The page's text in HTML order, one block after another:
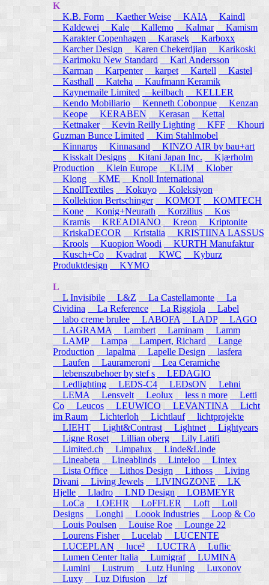
K
K.B. Form
Kaether Weise KAIA
Kaindl
Kaldewei
Kale Kallemo Kalmar
Kamism
Karakter Copenhagen
Karasek
Karboxx
Karcher Design
Karen Chekerdjian
Karikoski
Karimoku New Standard
Karl Andersson
Karman
Karpenter karpet Kartell
Kastel
Kasthall
Kateha
Kaufmann Keramik
Kaynemaile Limited keilbach
KELLER
Kendo Mobiliario
Kenneth Cobonpue
Kenzan
Keope
KERABEN Kerasan
Kettal
Kettnaker Kevin Reilly Lighting KFF
Khouri
Guzman Bunce Limited
Kim Stahlmobel
Kinnarps
Kinnasand
KINZO AIR by bau+art
Kisskalt Designs
Kitani Japan Inc.
Kjærholm
Production
Klein Europe KLIM
Klober
Klong
KME
Knoll International
KnollTextiles
Kokuyo
Koleksiyon
Kollektion Bertschinger KOMOT
KOMTECH
Kone
Konig+Neurath Korzilius
Kos
Kramis
KREADIANO Kreon
Kriptonite
KriskaDECOR
Kristalia
KRISTIINA LASSUS
Krools
Kuopion Woodi
KURTH Manufaktur
Kusch+Co
Kvadrat KWC
Kyburz
Produktdesign
KYMO
L
L Invisibile
L&Z La Castellamonte
La
Cividina
La Reference La Riggiola
Label
labo creme brulee
LABOFA LADP
LAGO
LAGRAMA
Lambert Laminam
Lamm
LAMP
Lampa Lampert, Richard
Lange
Production
lapalma Lapelle Design
lasfera
Laufen
Laurameroni
Lea Ceramiche
lebenszubehoer by stef s
LEDAGIO
Ledlighting
LEDS-C4 LEDsON
Lehni
LEMA
Lensvelt Leolux less n more
Letti
Co
Leucos LEUWICO LEVANTINA
Licht
im Raum
Lichterloh Lichtlauf lichtprojekte
LIEHT
Light&Contrast Lightnet
Lightyears
Ligne Roset
Lillian oberg
Lily Latifi
Limited.ch
Limpalux
Linde&Linde
Lineabeta
Lineablinds Linteloo
Lintex
Lista Office Lithos Design Lithoss
Living
Divani
Living Jewels LIVINGZONE
LK
Hjelle
Lladro LND Design
LOBMEYR
LoCa
LOEHR LoFFLER Loft
Loll
Designs
Longhi Loook Industries
Loop & Co
Louis Poulsen
Louise Roe
Lounge 22
Lourens Fisher
Lucelab
LUCENTE
LUCEPLAN
luce² LUCTRA
Luflic
Lumen Center Italia
Lumigraf
LUMINA
Lumini
Lustrum Lutz Huning
Luxonov
Luxy
Luz Difusion lzf